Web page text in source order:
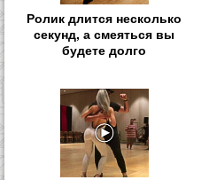
Ролик длится несколько
секунд, а смеяться вы
будете долго